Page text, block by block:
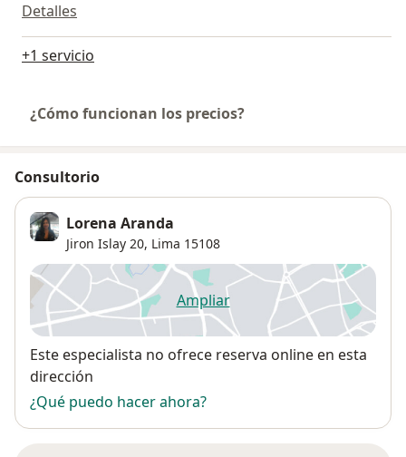
Detalles
+1 servicio
¿Cómo funcionan los precios?
Consultorio
Lorena Aranda
Jiron Islay 20, Lima 15108
Ampliarse abre en una nueva
Disponibilidad
Este especialista no ofrece reserva online en esta
dirección
¿Qué puedo hacer ahora?